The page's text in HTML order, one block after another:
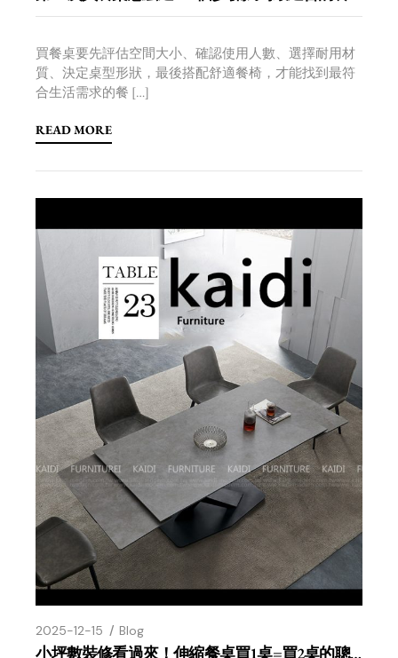
買餐桌要先評估空間大小、確認使用人數、選擇耐用材
質、決定桌型形狀，最後搭配舒適餐椅，才能找到最符
合生活需求的餐 […]
READ MORE
2025-12-15 Blog
小坪數裝修看過來！伸縮餐桌買1桌=買2桌的聰明選擇